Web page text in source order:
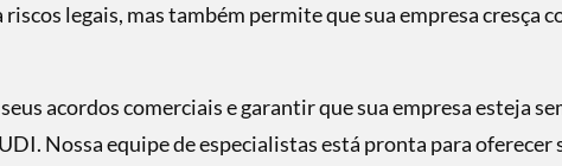
legais, mas também permite que sua empresa cresça
acordos comerciais e garantir que sua empresa esteja
Nossa equipe de especialistas está pronta para oferecer